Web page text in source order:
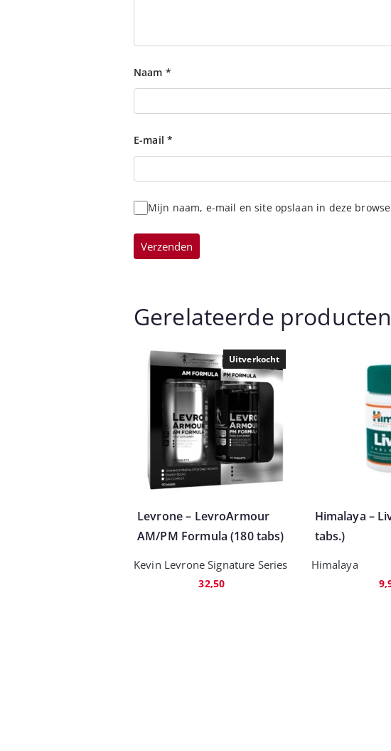
Naam *
E-mail*
Mijn naam, e-mail en site opslaan in deze
Gerelateerde producten
Uitverkocht
Levrone – LevroArmour
AM/PM Formula (180 tabs)
Kevin Levrone Signature Series
32,50
Himalaya –
tabs.)
Himalaya